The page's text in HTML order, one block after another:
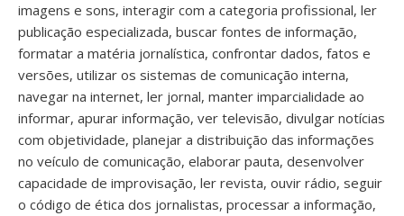
imagens e sons, interagir com a categoria profissional, ler
publicação especializada, buscar fontes de informação,
formatar a matéria jornalística, confrontar dados, fatos e
versões, utilizar os sistemas de comunicação interna,
navegar na internet, ler jornal, manter imparcialidade ao
informar, apurar informação, ver televisão, divulgar notícias
com objetividade, planejar a distribuição das informações
no veículo de comunicação, elaborar pauta, desenvolver
capacidade de improvisação, ler revista, ouvir rádio, seguir
o código de ética dos jornalistas, processar a informação,